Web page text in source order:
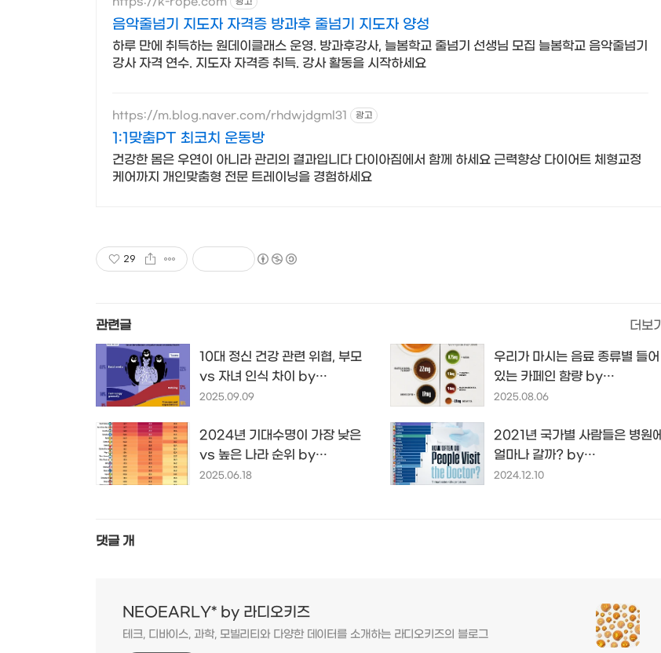
음악줄넘기 지도자 자격증 방과후 줄넘기 지도자 양성
하루 만에 취득하는 원데이클래스 운영. 방과후강사, 늘봄학교 줄넘기 선생님 모집 늘봄학교 음악줄넘기
강사 자격 연수. 지도자 자격증 취득. 강사 활동을 시작하세요
https://m.blog.naver.com/rhdwjdgml31 광고
1:1맞춤PT 최코치 운동방
건강한 몸은 우연이 아니라 관리의 결과입니다 다이아짐에서 함께 하세요 근력향상 다이어트 체형교정
케어까지 개인맞춤형 전문 트레이닝을 경험하세요
29
관련글 더보기
10대 정신 건강 관련 위협, 부모
vs 자녀 인식 차이 by
voronoiapp.com
2025.09.09
우리가 마시는 음료 종류별 들어
있는 카페인 함량 by
voronoiapp.com
2025.08.06
2024년 기대수명이 가장 낮은
vs 높은 나라 순위 by
voronoiapp.com
2025.06.18
2021년 국가별 사람들은 병원에
얼마나 갈까? by
voronoiapp.com
2024.12.10
댓글 개
NEOEARLY* by 라디오키즈
테크, 디바이스, 과학, 모빌리티와 다양한 데이터를 소개하는 라디오키즈의 블로그